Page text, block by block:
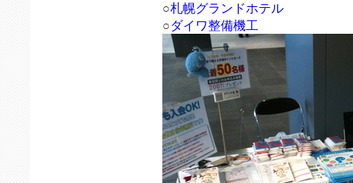
○札幌グランドホテル
○ダイワ整備機工